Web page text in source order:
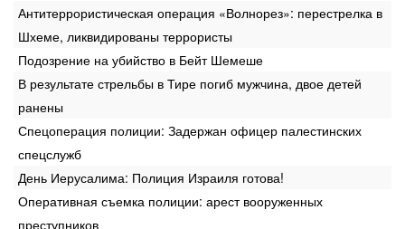
Антитеррористическая операция «Волнорез»: перестрелка в
Шхеме, ликвидированы террористы
Подозрение на убийство в Бейт Шемеше
В результате стрельбы в Тире погиб мужчина, двое детей
ранены
Спецоперация полиции: Задержан офицер палестинских
спецслужб
День Иерусалима: Полиция Израиля готова!
Оперативная съемка полиции: арест вооруженных
преступников